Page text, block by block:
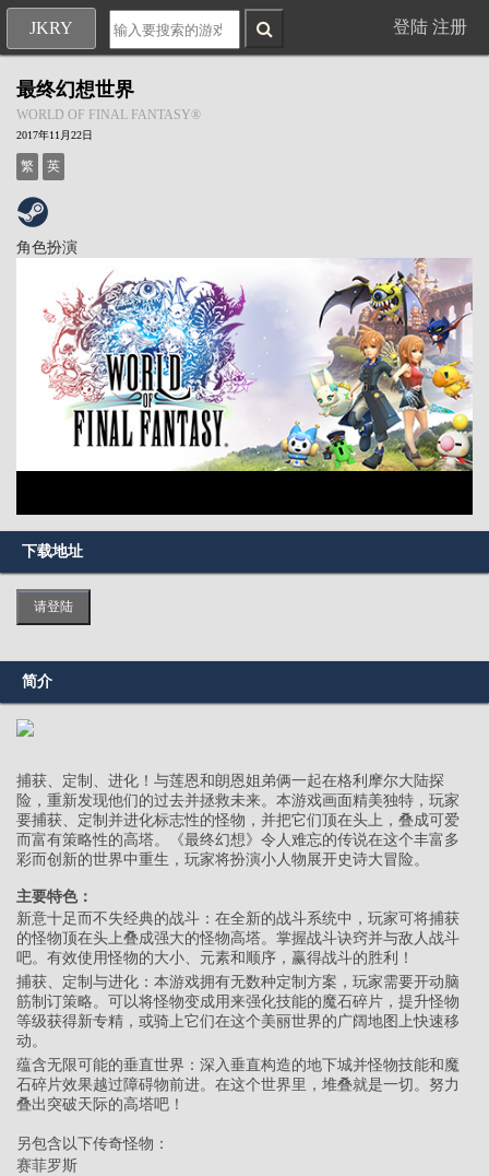
JKRY 登陆 注册
最终幻想世界
WORLD OF FINAL FANTASY®
2017年11月22日
繁 英
角色扮演
下载地址
请登陆
简介
捕获、定制、进化！与莲恩和朗恩姐弟俩一起在格利摩尔大陆探
险，重新发现他们的过去并拯救未来。本游戏画面精美独特，玩家
要捕获、定制并进化标志性的怪物，并把它们顶在头上，叠成可爱
而富有策略性的高塔。《最终幻想》令人难忘的传说在这个丰富多
彩而创新的世界中重生，玩家将扮演小人物展开史诗大冒险。
主要特色：
新意十足而不失经典的战斗：在全新的战斗系统中，玩家可将捕获
的怪物顶在头上叠成强大的怪物高塔。掌握战斗诀窍并与敌人战斗
吧。有效使用怪物的大小、元素和顺序，赢得战斗的胜利！
捕获、定制与进化：本游戏拥有无数种定制方案，玩家需要开动脑
筋制订策略。可以将怪物变成用来强化技能的魔石碎片，提升怪物
等级获得新专精，或骑上它们在这个美丽世界的广阔地图上快速移
动。
蕴含无限可能的垂直世界：深入垂直构造的地下城并怪物技能和魔
石碎片效果越过障碍物前进。在这个世界里，堆叠就是一切。努力
叠出突破天际的高塔吧！
另包含以下传奇怪物：
赛菲罗斯